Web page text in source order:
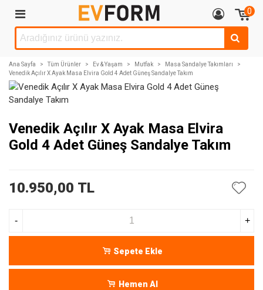
0
Ana Sayfa > Tüm Ürünler > Ev & Yaşam > Mutfak > Masa Sandalye Takımları
>
Venedik Açılır X Ayak Masa Elvira Gold 4 Adet Güneş Sandalye Takım
Venedik Açılır X Ayak Masa Elvira
Gold 4 Adet Güneş Sandalye Takım
10.950,00 TL
- +
Sepete Ekle
Hemen Al